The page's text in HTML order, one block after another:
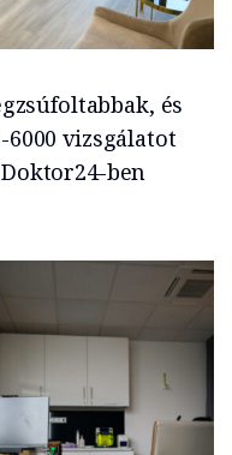
és
vizsgálatot
ben